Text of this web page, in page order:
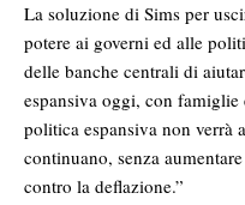
La soluzione di Sims per
potere ai governi ed alle
delle banche centrali di
espansiva oggi, con
politica espansiva non verrà
continuano, senza
contro la deflazione.”